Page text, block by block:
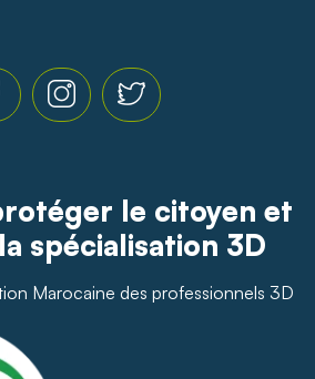
le citoyen et
spécialisation 3D
Marocaine des professionnels 3D